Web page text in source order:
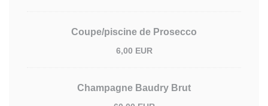
Coupe/piscine de Prosecco
6,00 EUR
Champagne Baudry Brut